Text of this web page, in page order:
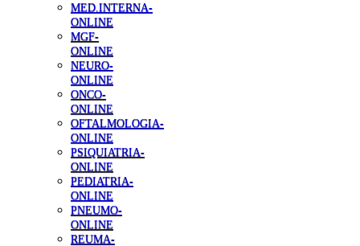
MED.INTERNA-
ONLINE
MGF-
ONLINE
NEURO-
ONLINE
ONCO-
ONLINE
OFTALMOLOGIA-
ONLINE
PSIQUIATRIA-
ONLINE
PEDIATRIA-
ONLINE
PNEUMO-
ONLINE
REUMA-